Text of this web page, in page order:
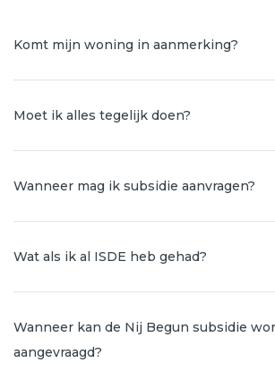
Komt mijn woning in aanmerking?
Moet ik alles tegelijk doen?
Wanneer mag ik subsidie aanvragen?
Wat als ik al ISDE heb gehad?
Wanneer kan de Nij Begun subsidie
aangevraagd?